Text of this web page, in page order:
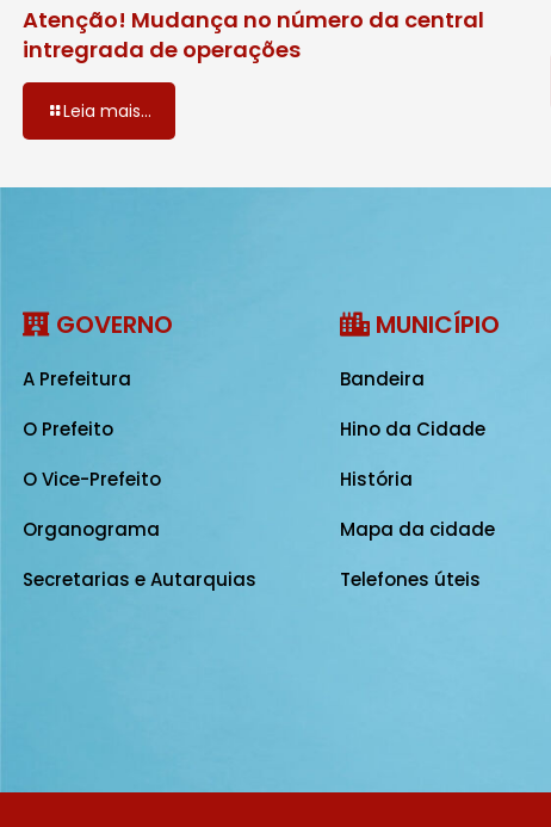
Atenção! Mudança no número da central
intregrada de operações
Leia mais...
GOVERNO
A Prefeitura
O Prefeito
O Vice-Prefeito
Organograma
Secretarias e Autarquias
MUNICÍPIO
Bandeira
Hino da Cidade
História
Mapa da cidade
Telefones úteis